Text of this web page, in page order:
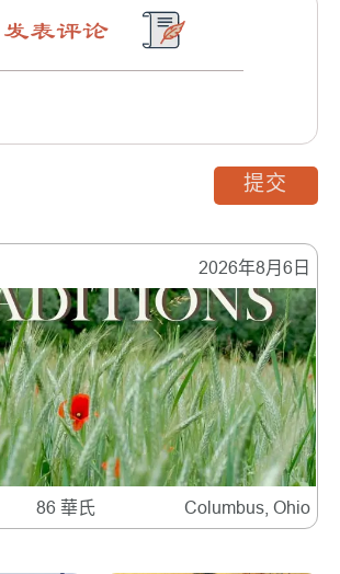
2026年8月6日
86 華氏 Columbus, Ohio
发表评论
提交